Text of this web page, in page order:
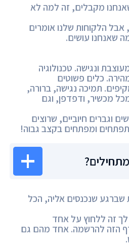
מקבלים, זה למה לא
אבל הלקוחות שלנו אומרים
שאנחנו עושים.
ונגישה. טכנולוגיה
כלים פשוטים
תמיכה נגישה, ברורה,
מכשיר, ודפדפן, וגם
וגברים חיוביים, שרוצים
ומפתחים בקצב גבוה!
שברגע שנכנסים אליה, הכל
זה ללחוץ על אחד
הזה להרשמה. אחד מהם גם